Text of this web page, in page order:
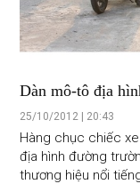
Dàn mô-tô địa
Hà Nội
25/10/2012 | 20:43
Hàng chục chiếc
địa hình đường
thương hiệu nổi